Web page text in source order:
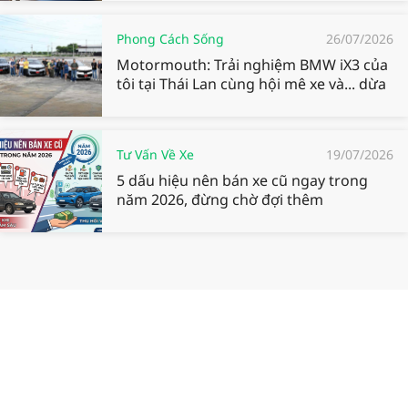
Phong Cách Sống 26/07/2026
Motormouth: Trải nghiệm BMW iX3 của
tôi tại Thái Lan cùng hội mê xe và... dừa
Tư Vấn Về Xe 19/07/2026
5 dấu hiệu nên bán xe cũ ngay trong
năm 2026, đừng chờ đợi thêm